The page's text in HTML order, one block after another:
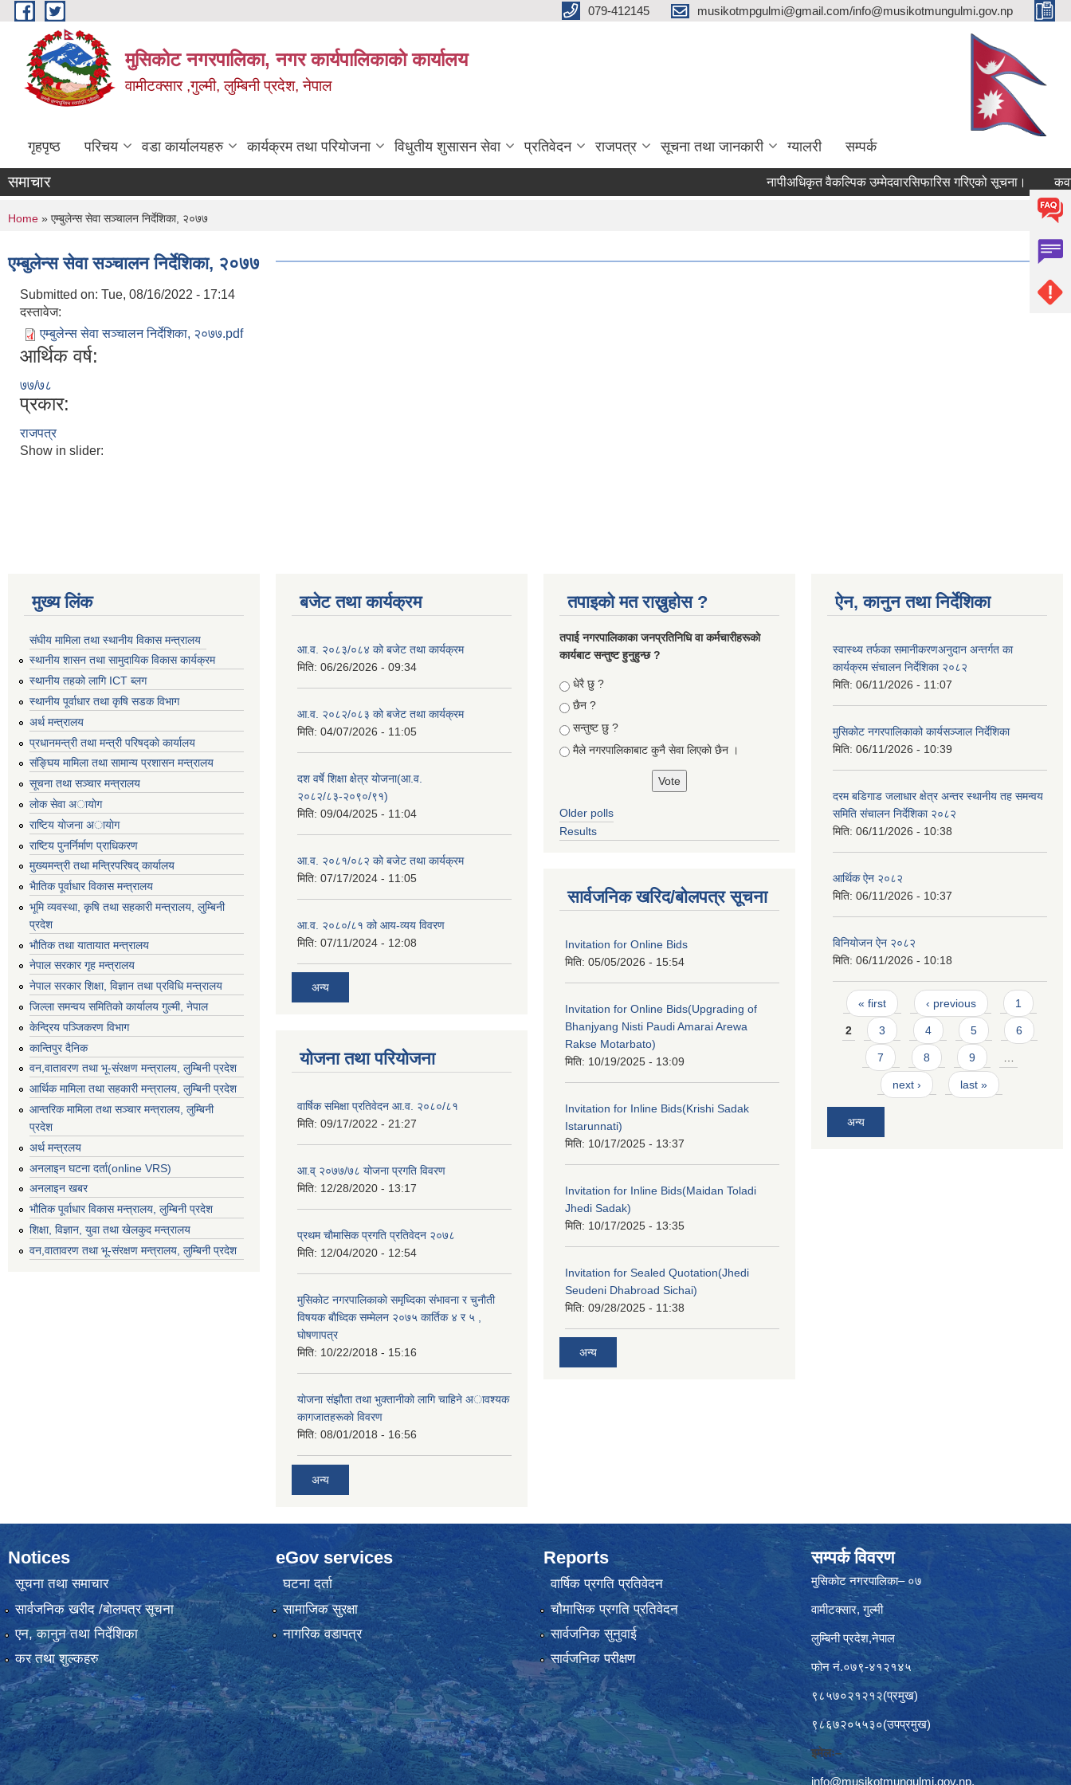
Skip to main content 079-412145 musikotmpgulmi@gmail.com/info@musikotmungulmi.gov.np
मुसिकोट नगरपालिका, नगर कार्यपालिकाकाे कार्यालय
वामीटक्सार ,गुल्मी, लुम्बिनी प्रदेश, नेपाल
गृहपृष्ठ परिचय वडा कार्यालयहरु कार्यक्रम तथा परियोजना विधुतीय शुसासन सेवा प्रतिवेदन राजपत्र सूचना तथा जानकारी ग्यालरी सम्पर्क
समाचार नापीअधिकृत वैकल्पिक उम्मेदवारसिफारिस गरिएको सूचना। कवाडी
You are here
Home » एम्बुलेन्स सेवा सञ्चालन निर्देशिका, २०७७
एम्बुलेन्स सेवा सञ्चालन निर्देशिका, २०७७
Submitted on: Tue, 08/16/2022 - 17:14
दस्तावेज:
एम्बुलेन्स सेवा सञ्चालन निर्देशिका, २०७७.pdf
आर्थिक वर्ष:
७७/७८
प्रकार:
राजपत्र
Show in slider:
मुख्य लिंक
संघीय मामिला तथा स्थानीय विकास मन्त्रालय
स्थानीय शासन तथा सामुदायिक विकास कार्यक्रम
स्थानीय तहको लागि ICT ब्लग
स्थानीय पूर्वाधार तथा कृषि सडक विभाग
अर्थ मन्त्रालय
प्रधानमन्त्री तथा मन्त्री परिषद्काे कार्यालय
संङ्घिय मामिला तथा सामान्य प्रशासन मन्त्रालय
सूचना तथा सञ्चार मन्त्रालय
लाेक सेवा अायाेग
राष्टिय याेजना अायाेग
राष्टिय पुनर्निर्माण प्राधिकरण
मुख्यमन्त्री तथा मन्त्रिपरिषद् कार्यालय
भैातिक पूर्वाधार विकास मन्त्रालय
भूमि व्यवस्था, कृषि तथा सहकारी मन्त्रालय, लु्म्बिनी
प्रदेश
भाैतिक तथा यातायात मन्त्रालय
नेपाल सरकार गृह मन्त्रालय
नेपाल सरकार शिक्षा, विज्ञान तथा प्रविधि मन्त्रालय
जिल्ला समन्वय समितिको कार्यालय गुल्मी, नेपाल
केन्द्रिय पञ्जिकरण विभाग
कान्तिपुर दैनिक
वन,वातावरण तथा भू-संरक्षण मन्त्रालय, लुम्बिनी प्रदेश
आर्थिक मामिला तथा सहकारी मन्त्रालय, लुम्बिनी प्रदेश
आन्तरिक मामिला तथा सञ्चार मन्त्रालय, लुम्बिनी
प्रदेश
अर्थ मन्त्रलय
अनलाइन घटना दर्ता(online VRS)
अनलाइन खबर
भौतिक पूर्वाधार विकास मन्त्रालय, लुम्बिनी प्रदेश
शिक्षा, विज्ञान, युवा तथा खेलकुद मन्‍‍त्रालय
वन,वातावरण तथा भू-संरक्षण मन्त्रालय, लुम्बिनी प्रदेश
बजेट तथा कार्यक्रम
आ.व. २०८३/०८४ को बजेट तथा कार्यक्रम
मिति: 06/26/2026 - 09:34
आ.व. २०८२/०८३ को बजेट तथा कार्यक्रम
मिति: 04/07/2026 - 11:05
दश वर्षे शिक्षा क्षेत्र योजना(आ.व.
२०८२/८३-२०९०/९१)
मिति: 09/04/2025 - 11:04
आ.व. २०८१/०८२ को बजेट तथा कार्यक्रम
मिति: 07/17/2024 - 11:05
आ.व. २०८०/८१ को आय-व्यय विवरण
मिति: 07/11/2024 - 12:08
अन्य
योजना तथा परियोजना
वार्षिक समिक्षा प्रतिवेदन आ.व. २०८०/८१
मिति: 09/17/2022 - 21:27
आ.व् २०७७/७८ योजना प्रगति विवरण
मिति: 12/28/2020 - 13:17
प्रथम चाैमासिक प्रगति प्रतिवेदन २०७८
मिति: 12/04/2020 - 12:54
मुसिकाेट नगरपालिकाकाे समृध्दिका संभावना र चुनाैती
विषयक बाैध्दिक सम्मेलन २०७५ कार्तिक ४ र ५ ,
घाेषणापत्र
मिति: 10/22/2018 - 15:16
याेजना संझाैता तथा भुक्तानीकाे लागि चाहिने अावश्यक
कागजातहरूकाे विवरण
मिति: 08/01/2018 - 16:56
अन्य
तपाइको मत राख्नुहोस ?
तपा‌ई नगरपालिकाका जनप्रतिनिधि वा कर्मचारीहरूकाे
कार्यबाट सन्तुष्ट हुनुहुन्छ ?
Choices
धेरै छु ?
छैन ?
सन्तुष्ट छु ?
मैले नगरपालिकाबाट कुनै सेवा लिएकाे छैन ।
Older polls
Results
सार्वजनिक खरिद/बोलपत्र सूचना
Invitation for Online Bids
मिति: 05/05/2026 - 15:54
Invitation for Online Bids(Upgrading of
Bhanjyang Nisti Paudi Amarai Arewa
Rakse Motarbato)
मिति: 10/19/2025 - 13:09
Invitation for Inline Bids(Krishi Sadak
Istarunnati)
मिति: 10/17/2025 - 13:37
Invitation for Inline Bids(Maidan Toladi
Jhedi Sadak)
मिति: 10/17/2025 - 13:35
Invitation for Sealed Quotation(Jhedi
Seudeni Dhabroad Sichai)
मिति: 09/28/2025 - 11:38
अन्य
ऐन, कानुन तथा निर्देशिका
स्वास्थ्य तर्फका समानीकरणअनुदान अन्तर्गत का
कार्यक्रम संचालन निर्देशिका २०८२
मिति: 06/11/2026 - 11:07
मुसिकोट नगरपालिकाको कार्यसञ्जाल निर्देशिका
मिति: 06/11/2026 - 10:39
दरम बडिगाड जलाधार क्षेत्र अन्तर स्थानीय तह समन्वय
समिति संचालन निर्देशिका २०८२
मिति: 06/11/2026 - 10:38
आर्थिक ऐन २०८२
मिति: 06/11/2026 - 10:37
विनियोजन ऐन २०८२
मिति: 06/11/2026 - 10:18
Pages
« first ‹ previous 1
2 3 4 5 6
7 8 9 …
next › last »
अन्य
Notices
सूचना तथा समाचार
सार्वजनिक खरीद /बोलपत्र सूचना
एन, कानुन तथा निर्देशिका
कर तथा शुल्कहरु
eGov services
घटना दर्ता
सामाजिक सुरक्षा
नागरिक वडापत्र
Reports
वार्षिक प्रगति प्रतिवेदन
चौमासिक प्रगति प्रतिवेदन
सार्वजनिक सुनुवाई
सार्वजनिक परीक्षण
सम्पर्क विवरण
मुसिकोट नगरपालिका– ०७
वामीटक्सार, गुल्मी
लुम्बिनी प्रदेश,नेपाल
फोन नं.०७९-४१२१४५
९८५७०२१२१२(प्रमुख)
९८६७२०५५३०(उपप्रमुख)
इमेलः–
info@musikotmungulmi.gov.np,